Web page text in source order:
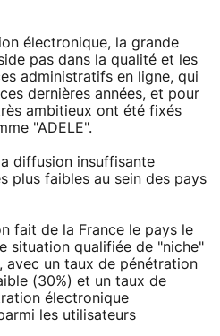
électronique, la grande
pas dans la qualité et les
administratifs en ligne, qui
dernières années, et pour
ambitieux ont été fixés
"ADELE".
diffusion insuffisante
plus faibles au sein des pays
fait de la France le pays le
situation qualifiée de "niche"
avec un taux de pénétration
(30%) et un taux de
électronique
les utilisateurs